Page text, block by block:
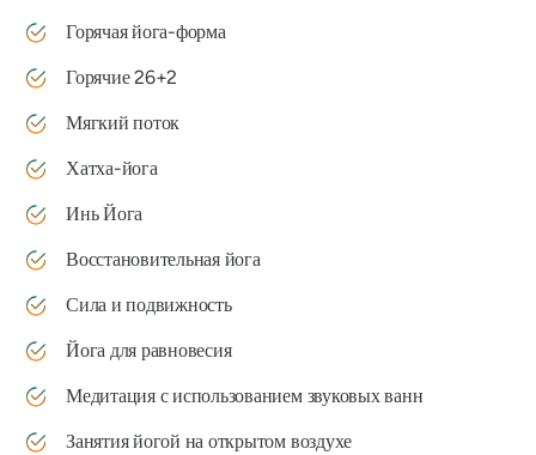
Горячая йога-форма
Горячие 26+2
Мягкий поток
Хатха-йога
Инь Йога
Восстановительная йога
Сила и подвижность
Йога для равновесия
Медитация с использованием звуковых ванн
Занятия йогой на открытом воздухе